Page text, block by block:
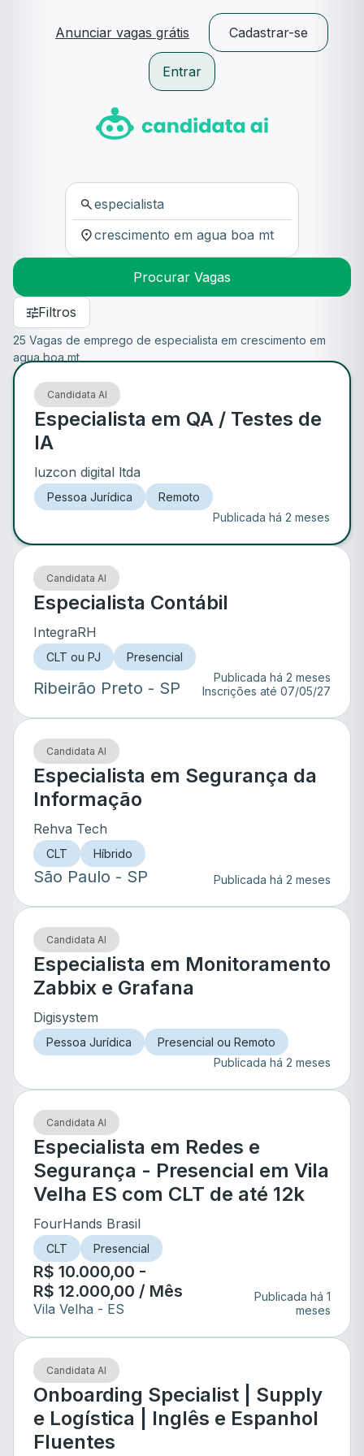
Anunciar vagas grátis Cadastrar-se
Entrar
Procurar Vagas
Filtros
25 Vagas de emprego de especialista em crescimento em
agua boa mt
Candidata AI
Especialista em QA / Testes de
IA
luzcon digital ltda
Pessoa Jurídica
Remoto
Publicada há 2 meses
Candidata AI
Especialista Contábil
IntegraRH
CLT ou PJ Presencial
Ribeirão Preto - SP
Publicada há 2 meses
Inscrições até 07/05/27
Candidata AI
Especialista em Segurança da
Informação
Rehva Tech
CLT Híbrido
São Paulo - SP Publicada há 2 meses
Candidata AI
Especialista em Monitoramento
Zabbix e Grafana
Digisystem
Pessoa Jurídica
Presencial ou Remoto
Publicada há 2 meses
Candidata AI
Especialista em Redes e
Segurança - Presencial em Vila
Velha ES com CLT de até 12k
FourHands Brasil
CLT Presencial
R$ 10.000,00 -
R$ 12.000,00 / Mês
Vila Velha - ES
Publicada há 1
meses
Candidata AI
Onboarding Specialist | Supply
e Logística | Inglês e Espanhol
Fluentes